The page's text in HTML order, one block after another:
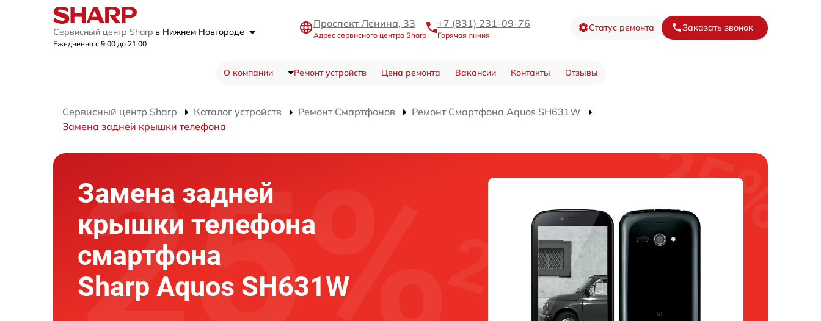
Сервисный центр Sharp в Нижнем Новгороде
Ежедневно с 9:00 до 21:00
Проспект Ленина, 33
Адрес сервисного центра Sharp
+7 (831) 231-09-76
Горячая линия
Статус ремонта Заказать звонок
О компании Ремонт устройств Цена ремонта Вакансии Контакты Отзывы
Сервисный центр Sharp Каталог устройств Ремонт Смартфонов
Ремонт Смартфона Aquos SH631W
Замена задней крышки телефона
Замена задней
крышки телефона
смартфона
Sharp Aquos SH631W